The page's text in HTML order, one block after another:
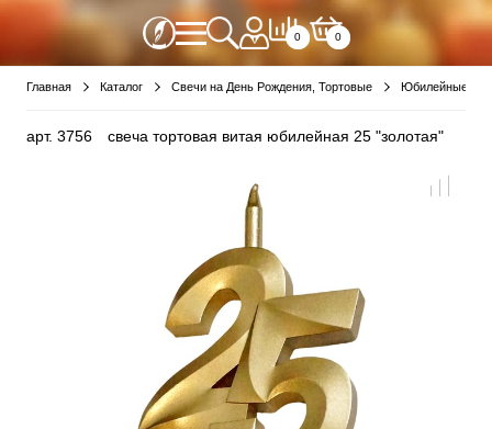
0 0
Главная Каталог Свечи на День Рождения, Тортовые Юбилейные
арт.3756 свеча тортовая витая юбилейная 25 "золотая"